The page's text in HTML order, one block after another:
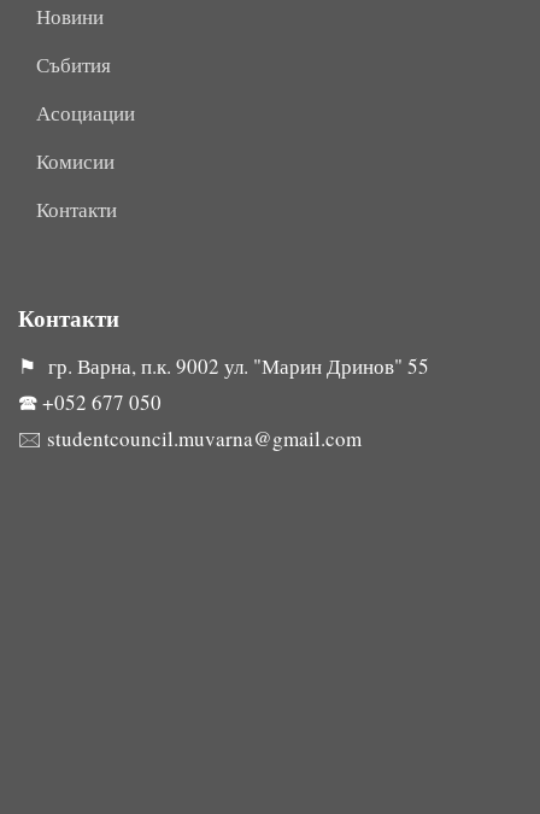
Новини
Събития
Асоциации
Комисии
Контакти
Контакти
⚑ гр. Варна, п.к. 9002 ул. "Марин Дринов" 55
🕿+052 677 050
🖂 studentcouncil.muvarna@gmail.com